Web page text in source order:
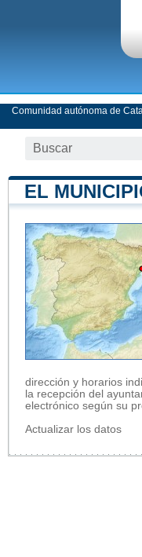
Comunidad autónoma de
EL
dirección y horarios
la recepción del
electrónico según su
Actualizar los datos